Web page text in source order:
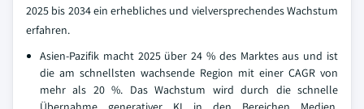
2025 bis 2034 ein erhebliches und vielversprechendes Wachstum
erfahren.
Asien-Pazifik macht 2025 über 24 % des Marktes aus und ist
die am schnellsten wachsende Region mit einer CAGR von
mehr als 20 %. Das Wachstum wird durch die schnelle